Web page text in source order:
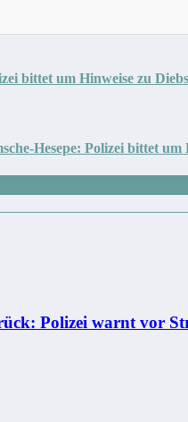
bittet um Hinweise zu
Hesepe: Polizei bittet um
Polizei warnt vor